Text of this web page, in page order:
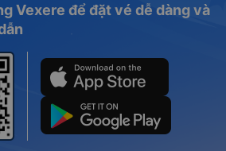
Vexere để đặt vé dễ dàng và